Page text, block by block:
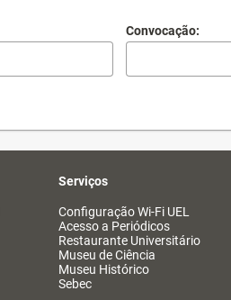
Convocação:
Serviços
Configuração Wi-Fi UEL
Acesso a Periódicos
Restaurante Universitário
Museu de Ciência
Museu Histórico
Sebec